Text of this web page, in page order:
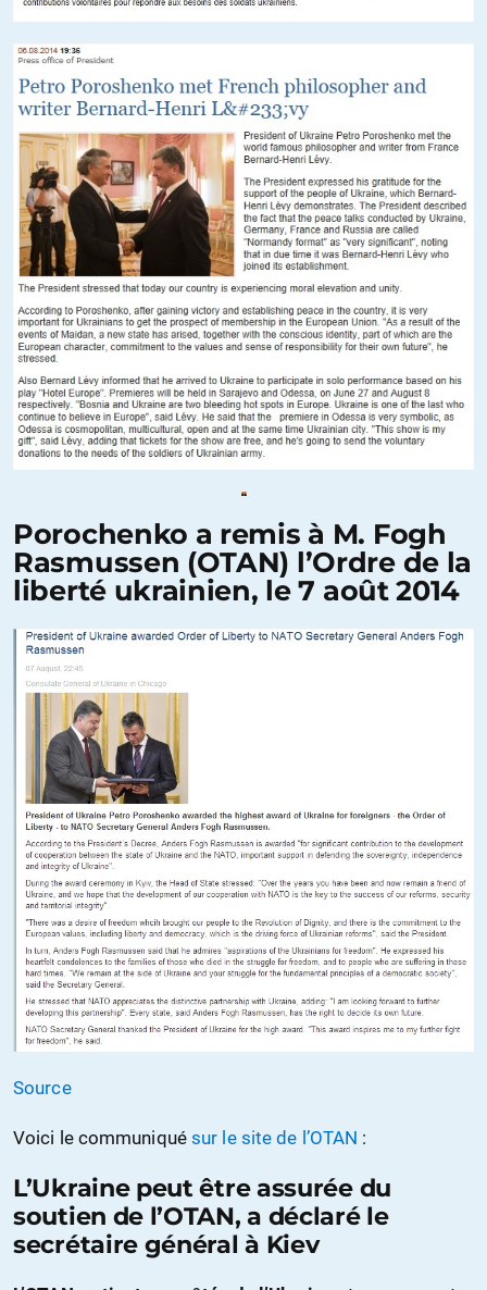
Porochenko a remis à M. Fogh
Rasmussen (OTAN) l’Ordre de la
liberté ukrainien, le 7 août 2014
Source
Voici le communiquésur le site de l’OTAN :
L’Ukraine peut être assurée du
soutien de l’OTAN, a déclaré le
secrétaire général à Kiev